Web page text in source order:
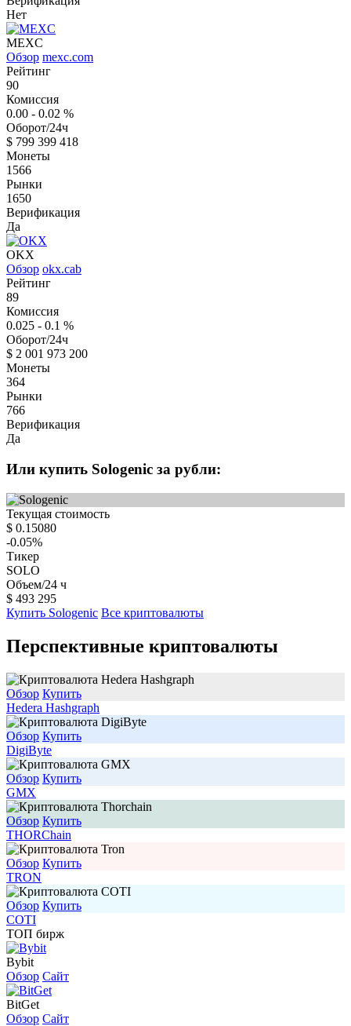
Нет
MEXC
Обзор mexc.com
Рейтинг
90
Комиссия
0.00 - 0.02 %
Оборот/24ч
$ 799 399 418
Монеты
1566
Рынки
1650
Верификация
Да
OKX
Обзор okx.cab
Рейтинг
89
Комиссия
0.025 - 0.1 %
Оборот/24ч
$ 2 001 973 200
Монеты
364
Рынки
766
Верификация
Да
Или купить Sologenic за рубли:
Текущая стоимость
$ 0.15080
-0.05%
Тикер
SOLO
Объем/24 ч
$ 493 295
Купить Sologenic Все криптовалюты
Перспективные криптовалюты
Обзор Купить
Hedera Hashgraph
Обзор Купить
DigiByte
Обзор Купить
GMX
Обзор Купить
THORChain
Обзор Купить
TRON
Обзор Купить
COTI
ТОП бирж
Bybit
Обзор Сайт
BitGet
Обзор Сайт